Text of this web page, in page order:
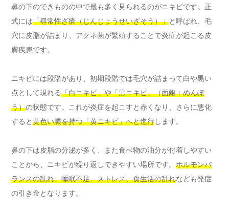
鼻の下のできものの中で最も多く見られるのがニキビです。正
式には「尋常性ざ瘡（じんじょうせいざそう）」と呼ばれ、毛
穴に皮脂が詰まり、アクネ菌が繁殖することで炎症が起こる皮
膚疾患です。
ニキビには段階があり、初期段階では毛穴が詰まって白や黒い
点として現れる「白ニキビ」や「黒ニキビ」（面皰：めんぽ
う）の状態です。これが炎症を起こすと赤くなり、さらに悪化
すると黄色い膿を持つ「黄ニキビ」へと進行します。
鼻の下は皮脂の分泌が多く、また食べ物の油分が付着しやすい
ことから、ニキビが繰り返しできやすい場所です。 ホルモンバ
ランスの乱れ、睡眠不足、ストレス、食生活の乱れなども発症
の引き金となります。